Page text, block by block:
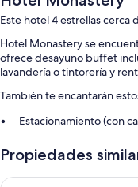
Este hotel 4 estrellas cerca
Hotel Monastery se
ofrece desayuno buffet
lavandería o tintorería y
También te encantarán
Estacionamiento (con
Café o té en el lobby,
Propiedades